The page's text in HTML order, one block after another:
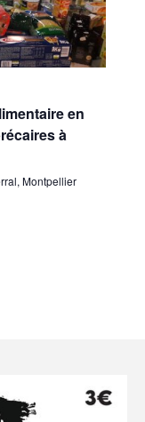
en
à
Montpellier